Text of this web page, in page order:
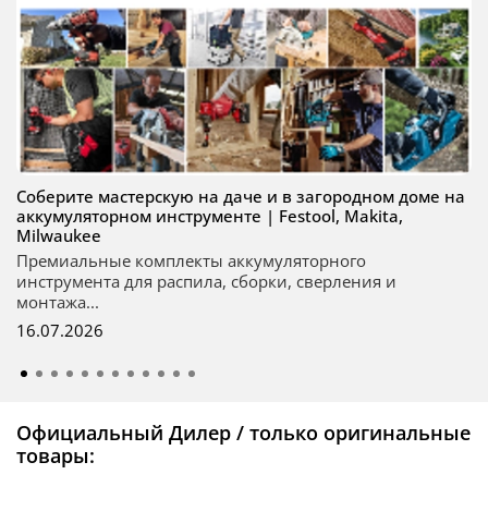
Соберите мастерскую на даче и в загородном доме на
аккумуляторном инструменте | Festool, Makita,
Milwaukee
Премиальные комплекты аккумуляторного
инструмента для распила, сборки, сверления и
монтажа...
16.07.2026
Официальный Дилер / только оригинальные
товары: